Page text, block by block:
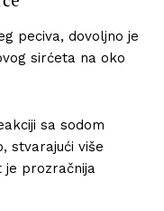
peciva, dovoljno je
sirćeta na oko
sa sodom
stvarajući više
je prozračnija